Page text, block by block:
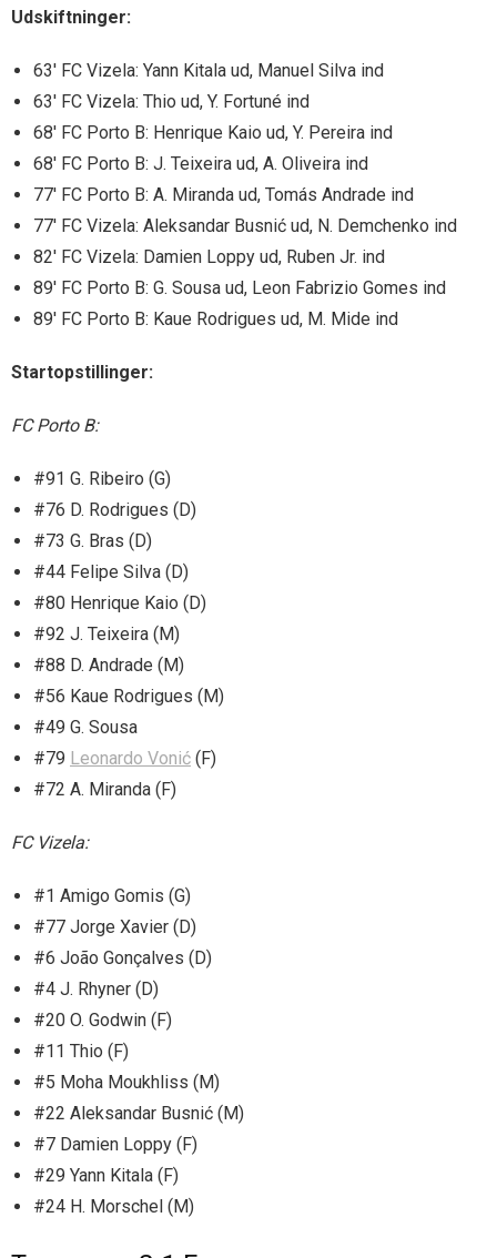
Udskiftninger:
63′ FC Vizela: Yann Kitala ud, Manuel Silva ind
63′ FC Vizela: Thio ud, Y. Fortuné ind
68′ FC Porto B: Henrique Kaio ud, Y. Pereira ind
68′ FC Porto B: J. Teixeira ud, A. Oliveira ind
77′ FC Porto B: A. Miranda ud, Tomás Andrade ind
77′ FC Vizela: Aleksandar Busnić ud, N. Demchenko ind
82′ FC Vizela: Damien Loppy ud, Ruben Jr. ind
89′ FC Porto B: G. Sousa ud, Leon Fabrizio Gomes ind
89′ FC Porto B: Kaue Rodrigues ud, M. Mide ind
Startopstillinger:
FC Porto B:
#91 G. Ribeiro (G)
#76 D. Rodrigues (D)
#73 G. Bras (D)
#44 Felipe Silva (D)
#80 Henrique Kaio (D)
#92 J. Teixeira (M)
#88 D. Andrade (M)
#56 Kaue Rodrigues (M)
#49 G. Sousa
#79 Leonardo Vonić (F)
#72 A. Miranda (F)
FC Vizela:
#1 Amigo Gomis (G)
#77 Jorge Xavier (D)
#6 João Gonçalves (D)
#4 J. Rhyner (D)
#20 O. Godwin (F)
#11 Thio (F)
#5 Moha Moukhliss (M)
#22 Aleksandar Busnić (M)
#7 Damien Loppy (F)
#29 Yann Kitala (F)
#24 H. Morschel (M)